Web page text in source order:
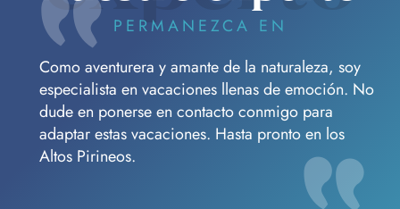
PERMANEZCA EN
Como aventurera y amante de la naturaleza, soy
especialista en vacaciones llenas de emoción. No
dude en ponerse en contacto conmigo para
adaptar estas vacaciones. Hasta pronto en los
Altos Pirineos.